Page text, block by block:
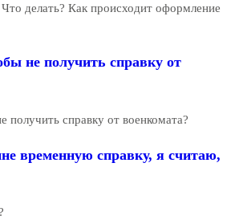
делать? Как происходит оформление
не получить справку от
получить справку от военкомата?
временную справку, я считаю,